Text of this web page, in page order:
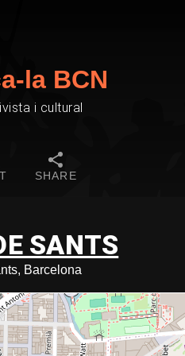
la BCN
i cultural
SHARE
SANTS
Barcelona